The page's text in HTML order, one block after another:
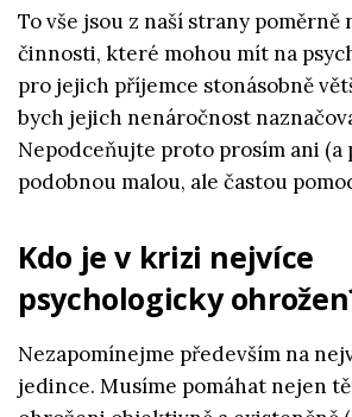
To vše jsou z naší strany poměrně
činnosti, které mohou mít na
pro jejich příjemce stonásobně
bych jejich nenáročnost
Nepodceňujte proto prosím ani (a
podobnou malou, ale častou
Kdo je v krizi nejvíce
psychologicky
Nezapomínejme především na
jedince. Musíme pomáhat nejen